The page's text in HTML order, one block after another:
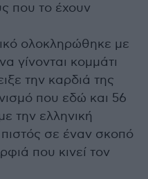
που το έχουν
ολοκληρώθηκε με
γίνονται κομμάτι
την καρδιά της
που εδώ και 56
την ελληνική
σε έναν σκοπό
που κινεί τον